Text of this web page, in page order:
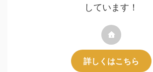
しています！
詳しくはこちら